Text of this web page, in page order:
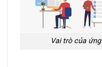
Vai trò của